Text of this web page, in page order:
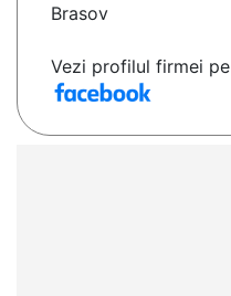
Brasov
Vezi profilul firmei pe